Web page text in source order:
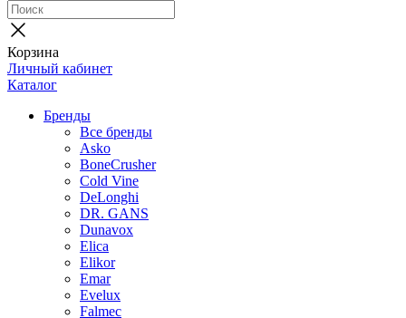
Корзина
Личный кабинет
Каталог
Бренды
Все бренды
Asko
BoneCrusher
Cold Vine
DeLonghi
DR. GANS
Dunavox
Elica
Elikor
Emar
Evelux
Falmec